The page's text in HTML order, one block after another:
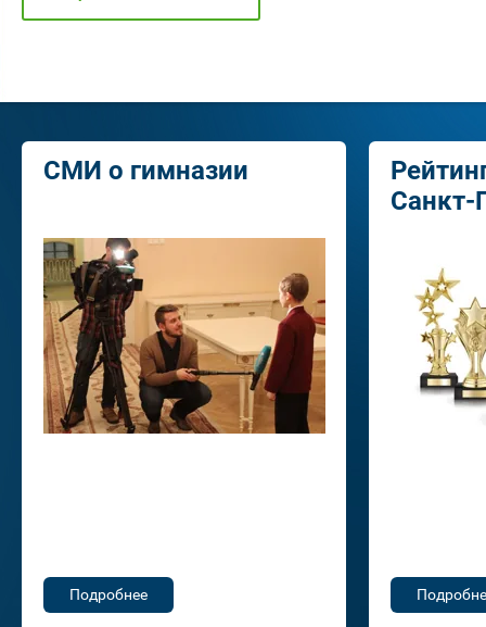
СМИ о гимназии
Подробнее
Санкт-